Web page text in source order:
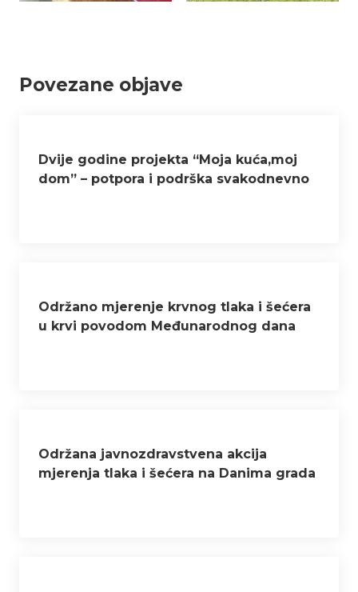
Povezane objave
Dvije godine projekta “Moja kuća,moj
dom” – potpora i podrška svakodnevno
Održano mjerenje krvnog tlaka i šećera
u krvi povodom Međunarodnog dana
Održana javnozdravstvena akcija
mjerenja tlaka i šećera na Danima grada